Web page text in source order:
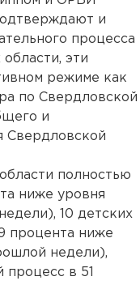
и
процесса
эти
режиме как
по Свердловской
и
Свердловской
полностью
ниже уровня
10 детских
процента ниже
недели),
процесс в 51